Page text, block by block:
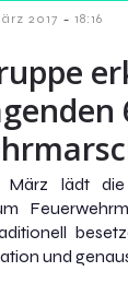
2017 - 18:16
lädt die
und